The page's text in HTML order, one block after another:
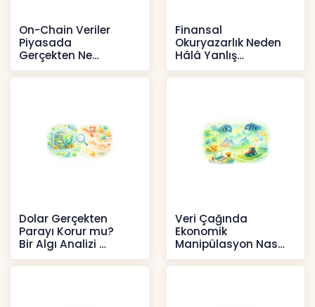
On-Chain Veriler
Piyasada
Gerçekten Ne
Anlatır?
Kripto
Finansal
Okuryazarlık Neden
Hâlâ Yanlış
Anlaşılıyor?
İçerikler
Dolar Gerçekten
Parayı Korur mu?
Bir Algı Analizi
İçerikler
Veri Çağında
Ekonomik
Manipülasyon Nasıl
Şekil Değiştirdi?
İçerikler